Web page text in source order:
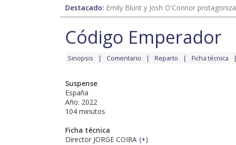
Destacado: Emily Blunt y Josh O'Connor
Código Emperador
Sinopsis Comentario Reparto Ficha técnica
Suspense
España
Año: 2022
104 minutos
Ficha técnica
Director JORGE COIRA (+)